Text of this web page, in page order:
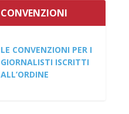
CONVENZIONI
LE CONVENZIONI PER I
GIORNALISTI ISCRITTI
ALL’ORDINE